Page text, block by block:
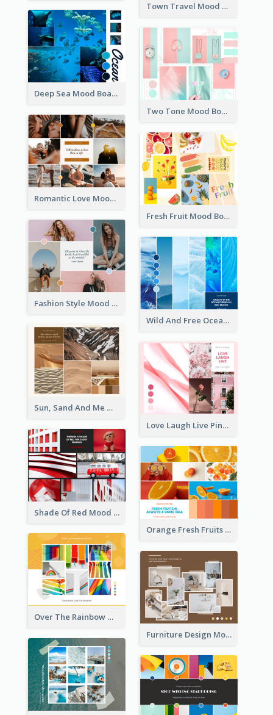
Town Travel Mood Board
Deep Sea Mood Board
Two Tone Mood Board
Romantic Love Mood Board
Fresh Fruit Mood Board
Fashion Style Mood Board
Wild And Free Ocean Mood Board
Sun, Sand And Me Mood Board
Love Laugh Live Pink Mood Board
Shade Of Red Mood Board
Orange Fresh Fruits Mood Board
Over The Rainbow Mood Board
Furniture Design Mood Board